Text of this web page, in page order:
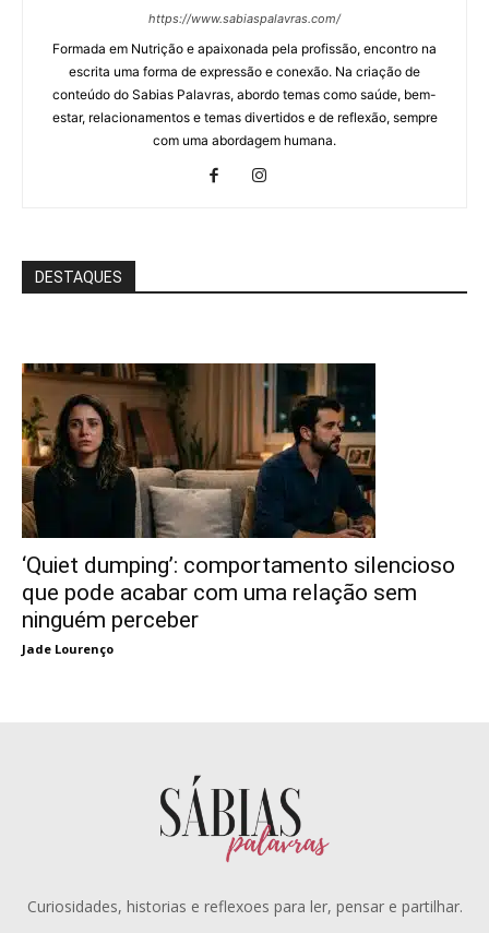
https://www.sabiaspalavras.com/
Formada em Nutrição e apaixonada pela profissão, encontro na
escrita uma forma de expressão e conexão. Na criação de
conteúdo do Sabias Palavras, abordo temas como saúde, bem-
estar, relacionamentos e temas divertidos e de reflexão, sempre
com uma abordagem humana.
DESTAQUES
‘Quiet dumping’: comportamento silencioso
que pode acabar com uma relação sem
ninguém perceber
Jade Lourenço
Curiosidades, historias e reflexoes para ler, pensar e partilhar.